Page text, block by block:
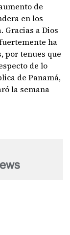
de
en los
Gracias a Dios
ha
por tenues que
de lo
de Panamá,
la semana